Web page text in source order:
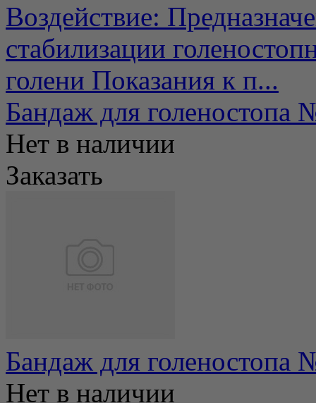
Воздействие:
стабилизации
голени Показания к п...
Бандаж для голеностопа
Нет в наличии
Заказать
Бандаж для голеностопа
Нет в наличии